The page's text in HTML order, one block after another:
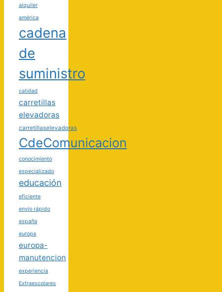
alquiler
américa
cadena
de
suministro
calidad
carretillas
elevadoras
carretillaselevadoras
CdeComunicacion
conocimiento
especializado
educación
eficiente
envío rápido
españa
europa
europa-
manutencion
experiencia
Extraescolares